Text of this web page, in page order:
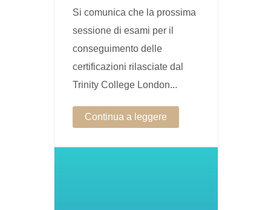
Si comunica che la prossima
sessione di esami per il
conseguimento delle
certificazioni rilasciate dal
Trinity College London...
Continua a leggere